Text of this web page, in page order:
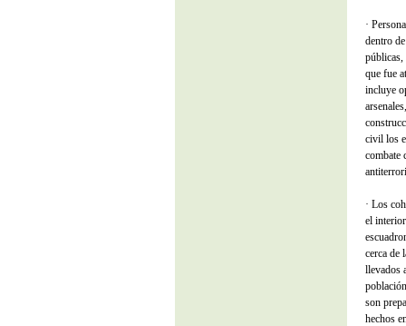
·
dentro
públicas,
que fue
incluye
civil los
combate
· Los
el
cerca de
llevados
son
hechos